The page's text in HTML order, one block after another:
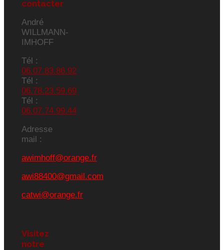
contacter
André
WILLMANN-
IMHOFF
Tél :
06.07.83.86.92
Tél :
06.78.23.59.69
Tél :
06.07.74.99.44
Adresse
mail :
awimhoff@orange.fr
awi88400@gmail.com
catwi@orange.fr
Visitez
notre